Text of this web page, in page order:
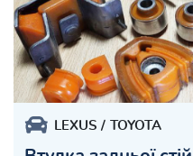
LEXUS TOYOTA